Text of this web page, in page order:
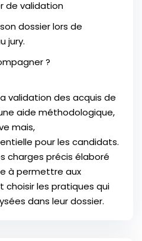
de validation
dossier lors de
jury.
?
validation des acquis de
aide méthodologique,
mais,
pour les candidats.
charges précis élaboré
à permettre aux
choisir les pratiques qui
dans leur dossier.